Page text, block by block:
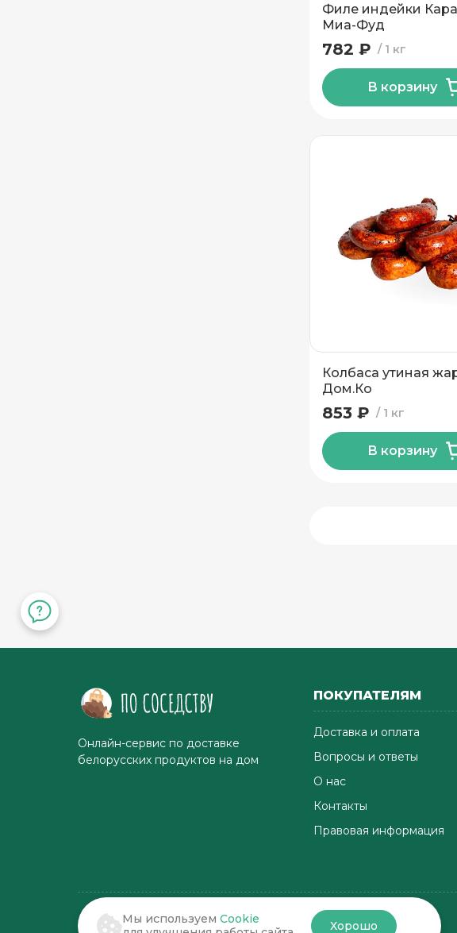
Филе индейки
Миа-Фуд
1 кг
782 ₽
В корзину
Колбаса утиная
Дом.Ко
1 кг
853 ₽
В корзину
Онлайн-сервис по доставке
белорусских продуктов на дом
ПОКУПАТЕЛЯМ
Доставка и оплата
Вопросы и ответы
О нас
Контакты
Правовая информация
© 2022-2026 . По соседству
Мы используем Cookie
Хорошо